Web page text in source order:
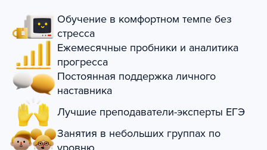
Обучение в комфортном темпе без
стресса
Ежемесячные пробники и аналитика
прогресса
Постоянная поддержка личного
наставника
Лучшие преподаватели-эксперты ЕГЭ
Занятия в небольших группах по